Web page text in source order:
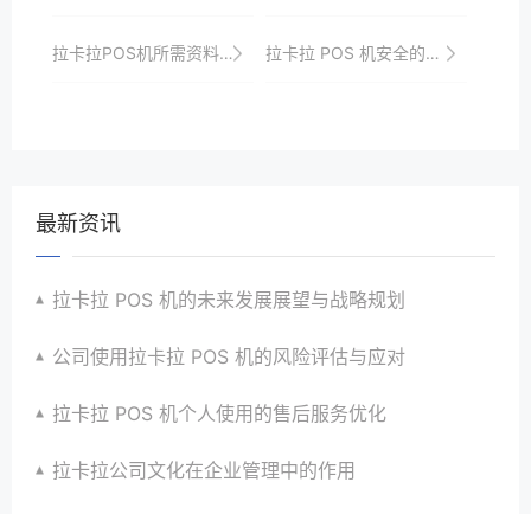
拉卡拉POS机所需资料清单，一次备齐轻松申请 拉卡拉 POS 机安全的团队建设
最新资讯
拉卡拉 POS 机的未来发展展望与战略规划
公司使用拉卡拉 POS 机的风险评估与应对
拉卡拉 POS 机个人使用的售后服务优化
拉卡拉公司文化在企业管理中的作用